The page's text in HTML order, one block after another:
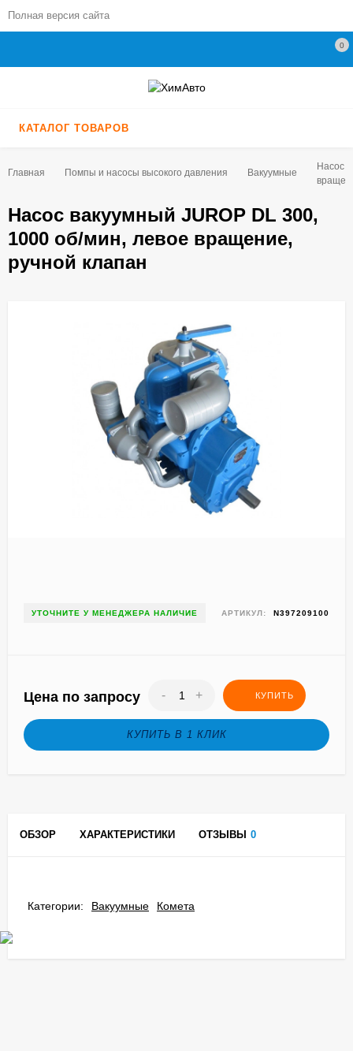
Полная версия сайта
0
КАТАЛОГ ТОВАРОВ
Главная Помпы и насосы высокого давления Вакуумные
Насос
Насос вакуумный JUROP DL 300,
1000 об/мин, левое вращение,
ручной клапан
УТОЧНИТЕ У МЕНЕДЖЕРА НАЛИЧИЕ АРТИКУЛ: N397209100
Цена по запросу - + КУПИТЬ
КУПИТЬ В 1 КЛИК
ОБЗОР ХАРАКТЕРИСТИКИ ОТЗЫВЫ 0
Категории: Вакуумные Комета